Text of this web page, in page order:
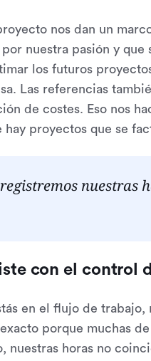
nos dan un
nuestra pasión y
los futuros
Las referencias
de costes. Eso nos
proyectos que se
nuestras
con el control
en el flujo de
porque muchas
nuestras horas no